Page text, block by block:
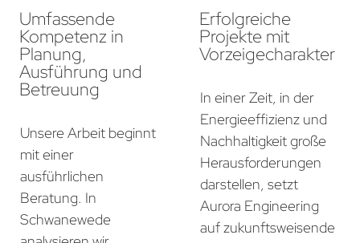
Umfassende
Kompetenz in
Planung,
Ausführung und
Betreuung
Unsere Arbeit beginnt
mit einer
ausführlichen
Beratung. In
Schwanewede
Erfolgreiche
Projekte mit
Vorzeigecharakter
In einer Zeit, in der
Energieeffizienz und
Nachhaltigkeit große
Herausforderungen
darstellen, setzt
Aurora Engineering
auf zukunftsweisende